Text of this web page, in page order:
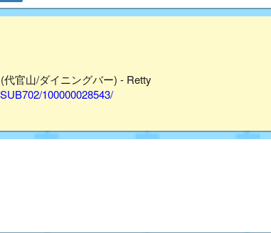
官山/ダイニングバー) - Retty
100000028543/